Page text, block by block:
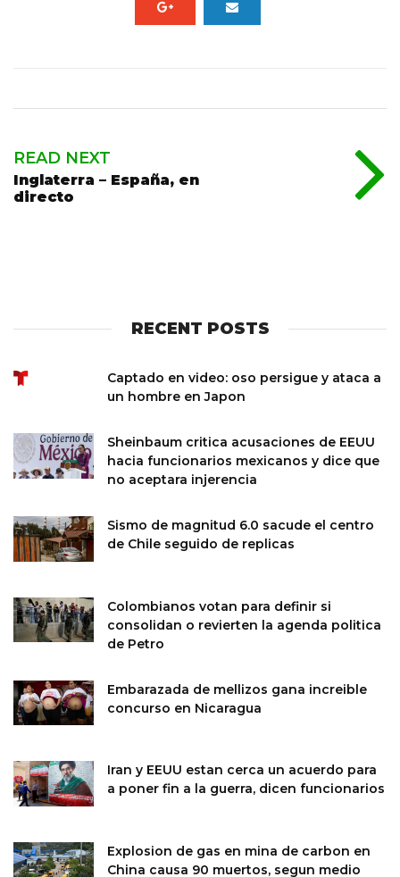
READ NEXT
Inglaterra – España, en
directo
RECENT POSTS
Captado en video: oso persigue y ataca a
un hombre en Japon
Sheinbaum critica acusaciones de EEUU
hacia funcionarios mexicanos y dice que
no aceptara injerencia
Sismo de magnitud 6.0 sacude el centro
de Chile seguido de replicas
Colombianos votan para definir si
consolidan o revierten la agenda politica
de Petro
Embarazada de mellizos gana increible
concurso en Nicaragua
Iran y EEUU estan cerca un acuerdo para
a poner fin a la guerra, dicen funcionarios
Explosion de gas en mina de carbon en
China causa 90 muertos, segun medio